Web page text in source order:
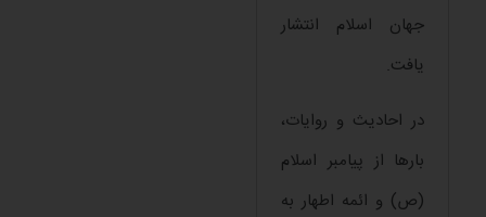
جهان اسلام انتشار
یافت.
در احادیث و روایات،
بارها از پیامبر اسلام
(ص) و ائمه اطهار به